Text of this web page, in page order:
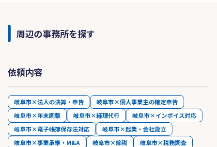
周辺の事務所を探す
依頼内容
岐阜市×法人の決算・申告
岐阜市×個人事業主の確定申告
岐阜市×年末調整
岐阜市×経理代行
岐阜市×インボイス対応
岐阜市×電子帳簿保存法対応
岐阜市×起業・会社設立
岐阜市×事業承継・M&A
岐阜市×節税
岐阜市×税務調査